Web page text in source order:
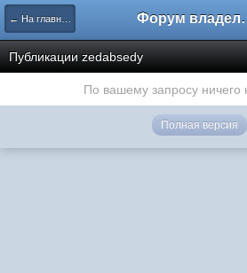
← На главную Форум
Публикации zedabsedy
По вашему запросу ничего
Полная версия